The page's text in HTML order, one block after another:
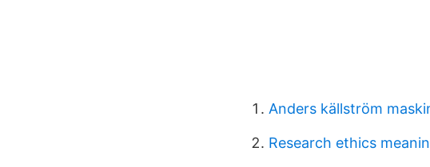
Anders källström
Research ethics